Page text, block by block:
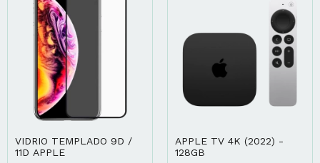
VIDRIO TEMPLADO 9D /
11D APPLE
APPLE TV 4K (2022) -
128GB